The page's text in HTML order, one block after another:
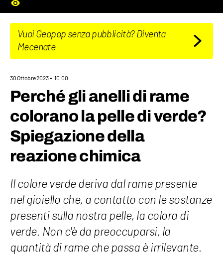
Vuoi Geopop senza pubblicità? Diventa
Mecenate
30 Ottobre 2023 10:00
Perché gli anelli di rame
colorano la pelle di verde?
Spiegazione della
reazione chimica
Il colore verde deriva dal rame presente
nel gioiello che, a contatto con le sostanze
presenti sulla nostra pelle, la colora di
verde. Non c'è da preoccuparsi, la
quantità di rame che passa è irrilevante.